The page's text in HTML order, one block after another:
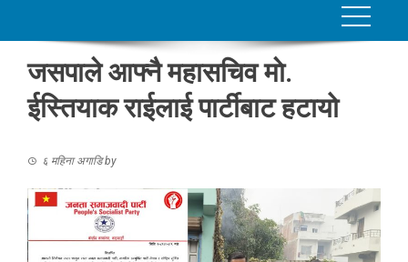
जसपाले आफ्नै महासचिव माे.
ईस्तियाक राईलाई पार्टीबाट हटायो
६ महिना अगाडिby